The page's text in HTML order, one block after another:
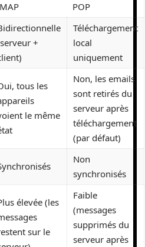
POP
+
Téléchargement
local
uniquement
tous les
le même
Non, les emails
sont retirés du
serveur après
téléchargement
(par défaut)
Non
synchronisés
élevée (les
sur le
Faible
(messages
supprimés du
serveur après